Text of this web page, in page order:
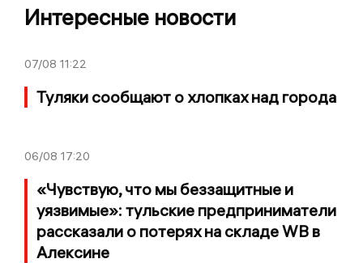
Интересные новости
07/08 11:22
Туляки сообщают о хлопках над города
06/08 17:20
«Чувствую, что мы беззащитные и
уязвимые»: тульские предприниматели
рассказали о потерях на складе WB в
Алексине